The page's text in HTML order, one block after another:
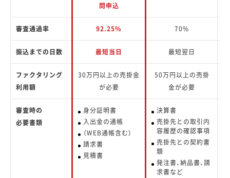
問申込
審査通過率 92.25% 70%
振込までの日数 最短当日 最短翌日
ファクタリング
利用額
30万円以上の売掛金
が必要
50万円以上の売掛
金が必要
審査時の
必要書類
身分証明書
入出金の通帳
（WEB通帳含む）
請求書
見積書
決算書
売掛先との取引内
容履歴の確認事項
売掛先との契約書
類
発注書、納品書、請
求書など